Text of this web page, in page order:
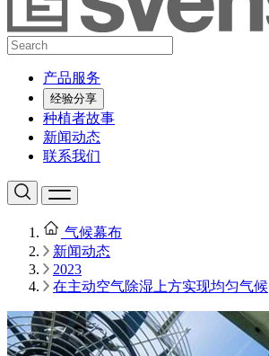
产品服务
经验分享
种植者故事
新闻动态
联系我们
气候幕布
新闻动态
2023
在主动空气除湿上方实现均匀气候